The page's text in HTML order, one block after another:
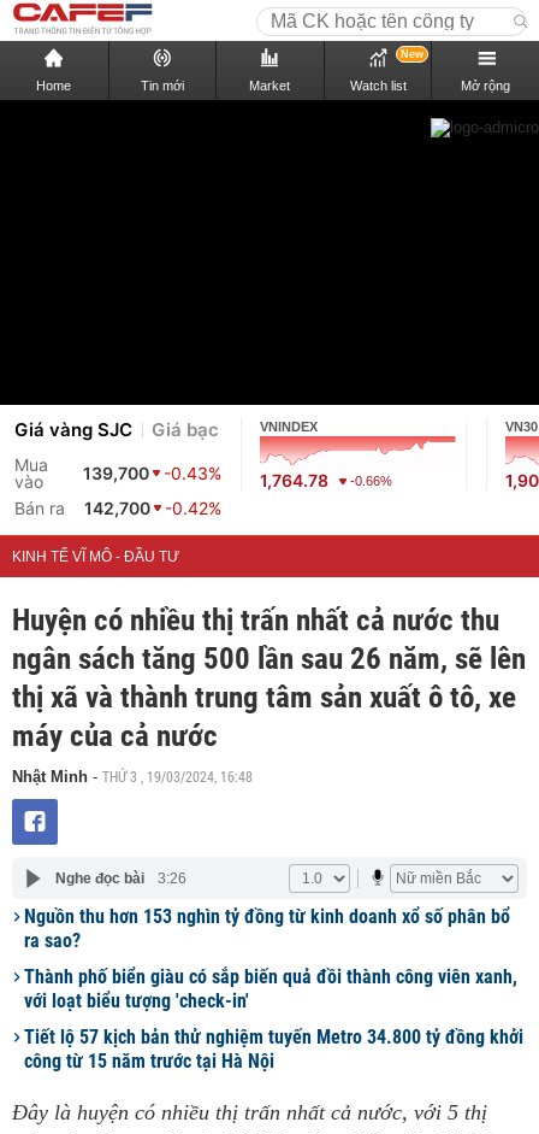
Home Tin mới Market Watch list
New
Mở rộng
Giá vàng SJC Giá bạc
Mua
vào
139,700
-0.43%
Bán ra
142,700 -0.42%
VNINDEX
1,764.78 -0.66%
VN30
KINH TẾ VĨ MÔ - ĐẦU TƯ
Huyện có nhiều thị trấn nhất cả nước thu
ngân sách tăng 500 lần sau 26 năm, sẽ lên
thị xã và thành trung tâm sản xuất ô tô, xe
máy của cả nước
Nhật Minh - THỨ 3 , 19/03/2024, 16:48
Nghe đọc bài 3:26
Nguồn thu hơn 153 nghìn tỷ đồng từ kinh doanh xổ số phân bổ
ra sao?
Thành phố biển giàu có sắp biến quả đồi thành công viên xanh,
với loạt biểu tượng 'check-in'
Tiết lộ 57 kịch bản thử nghiệm tuyến Metro 34.800 tỷ đồng khởi
công từ 15 năm trước tại Hà Nội
Đây là huyện có nhiều thị trấn nhất cả nước, với 5 thị